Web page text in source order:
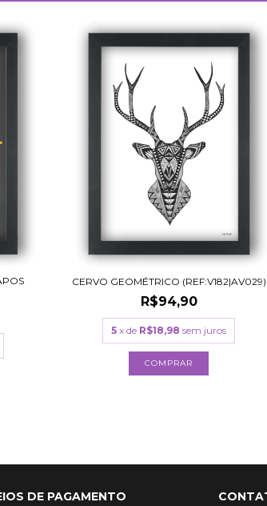
CERVO GEOMÉTRICO (REF:V182|AV029)
R$94,90
5 x de R$18,98 sem juros
COMPRAR
DE PAGAMENTO